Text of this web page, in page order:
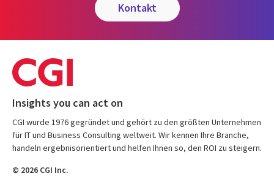
kontakt
Insights you can act on
CGI wurde 1976 gegründet und gehört zu den größten Unternehmen
für IT und Business Consulting weltweit. Wir kennen Ihre Branche,
handeln ergebnisorientiert und helfen Ihnen so, den ROI zu steigern.
© 2026 CGI Inc.